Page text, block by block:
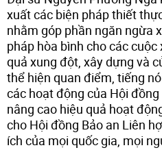
xuất các biện pháp thiết
nhằm góp phần ngăn ngừa
pháp hòa bình cho các
quả xung đột, xây dựng và
thể hiện quan điểm, tiếng
các hoạt động của Hội
nâng cao hiệu quả hoạt
cho Hội đồng Bảo an Liên
ích của mọi quốc gia, mọi